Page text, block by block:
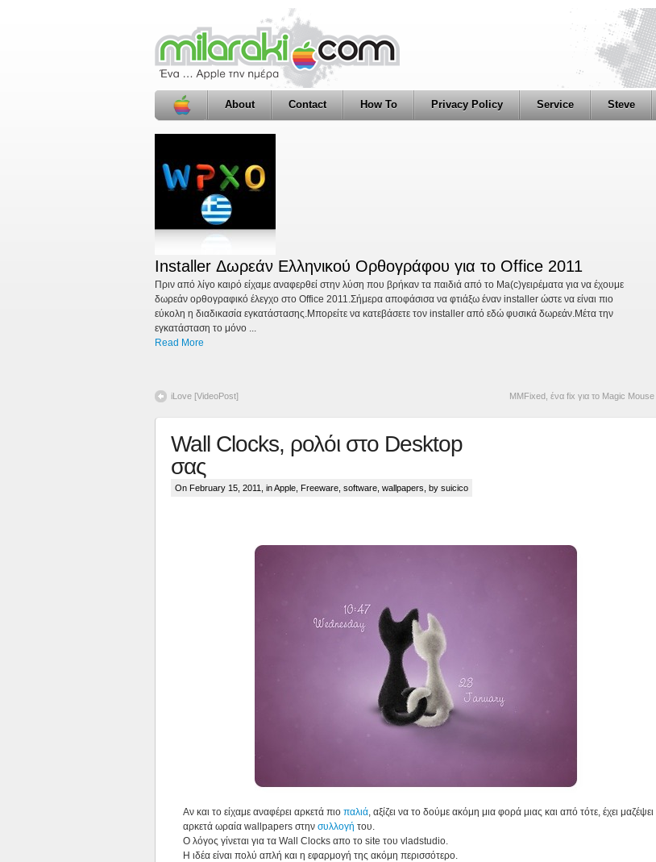
About Contact How To Privacy Policy Service Steve
Installer Δωρεάν Ελληνικού Ορθογράφου για το Office 2011
Πριν από λίγο καιρό είχαμε αναφερθεί στην λύση που βρήκαν τα παιδιά από το Ma(c)γειρέματα για να έχουμε
δωρεάν ορθογραφικό έλεγχο στο Office 2011.Σήμερα αποφάσισα να φτιάξω έναν installer ώστε να είναι πιο
εύκολη η διαδικασία εγκατάστασης.Μπορείτε να κατεβάσετε τον installer από εδώ φυσικά δωρεάν.Μέτα την
εγκατάσταση το μόνο ...
Read More
Click2Pic, Φωτογραφία με ένα Click, made by Milaraki.com
Ακόμη μια εφαρμογή από το milaraki.com για εσάς .Αυτή την φορά πρόκειται για μια (ακόμη) απλή
εφαρμογή που σκοπό έχει να πιάσει μια θέση στο Dock σας ώστε να την έχετε πρόχειρη .Αυτό που κάνει η
εφαρμογή λοιπόν είναι να τραβάει μια φωτογραφία με την iSight του υπολογιστή σας και ...
Read More
iLove [VideoPost] MMFixed, ένα fix για το Magic Mouse
Wall Clocks, ρολόι στο Desktop
σας
On February 15, 2011, inApple Freeware software wallpapers , by suicico
Αν και το είχαμε αναφέρει αρκετά πιο παλιά, αξίζει να το δούμε ακόμη μια φορά μιας και από τότε, έχει μαζέψει
αρκετά ωραία wallpapers στην συλλογή του.
Ο λόγος γίνεται για τα Wall Clocks απο το site του vladstudio.
Η ιδέα είναι πολύ απλή και η εφαρμογή της ακόμη περισσότερο.